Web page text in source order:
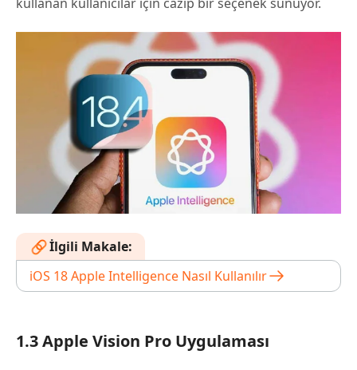
İlgili Makale:
iOS 18 Apple Intelligence Nasıl Kullanılır
1.3 Apple Vision Pro Uygulaması